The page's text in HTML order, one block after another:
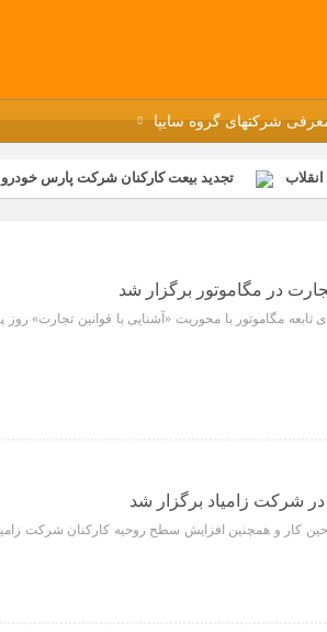
شرکتهای گروه سایپا
تجدید بیعت کارکنان شرکت پارس خودرو
مگاموتور تیم شهدای مگاموتور دردر مگاموتور برگزار شد
شرکت زامیاد برگزار شد
کار و همچنین افزایش سطح روحیه کارکنان شرکت